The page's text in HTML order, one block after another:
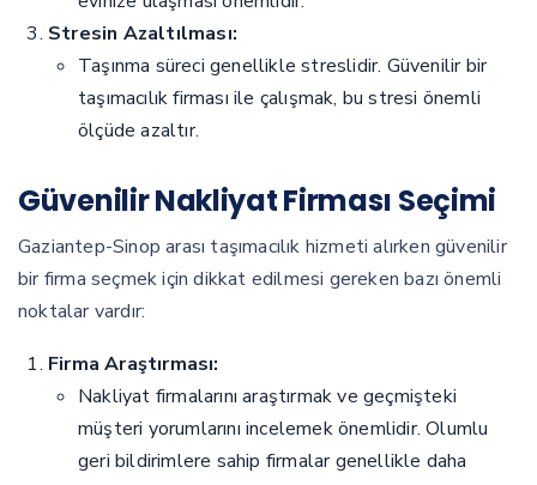
Stresin Azaltılması:
Taşınma süreci genellikle streslidir. Güvenilir bir
taşımacılık firması ile çalışmak, bu stresi önemli
ölçüde azaltır.
Güvenilir Nakliyat Firması Seçimi
Gaziantep-Sinop arası taşımacılık hizmeti alırken güvenilir
bir firma seçmek için dikkat edilmesi gereken bazı önemli
noktalar vardır:
Firma Araştırması:
Nakliyat firmalarını araştırmak ve geçmişteki
müşteri yorumlarını incelemek önemlidir. Olumlu
geri bildirimlere sahip firmalar genellikle daha